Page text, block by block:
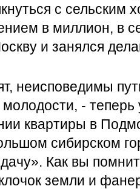
с сельским
в миллион, в
и занялся
неисповедимы
-
квартиры в
сибирском
Как вы
земли и